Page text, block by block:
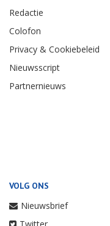
Redactie
Colofon
Privacy & Cookiebeleid
Nieuwsscript
Partnernieuws
VOLG ONS
Nieuwsbrief